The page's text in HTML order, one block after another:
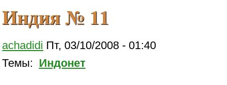
Индия № 11
achadidi Пт, 03/10/2008 - 01:40
Темы: Индонет